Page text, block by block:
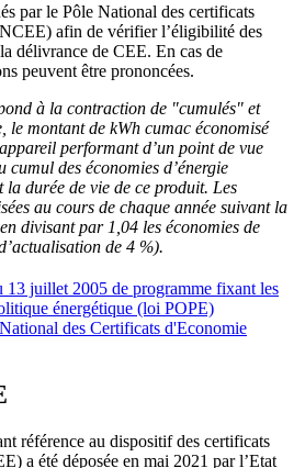
par le Pôle National des certificats
afin de vérifier l’éligibilité des
délivrance de CEE. En cas de
peuvent être prononcées.
à la contraction de "cumulés" et
le montant de kWh cumac économisé
performant d’un point de vue
cumul des économies d’énergie
la durée de vie de ce produit. Les
au cours de chaque année suivant la
divisant par 1,04 les économies de
de 4 %).
13 juillet 2005 de programme fixant les
énergétique (loi POPE)
des Certificats d'Economie
référence au dispositif des certificats
a été déposée en mai 2021 par l’Etat